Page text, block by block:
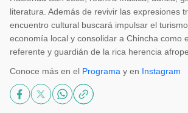
literatura. Además de revivir las expresiones
encuentro cultural buscará impulsar el
economía local y consolidar a Chincha como
referente y guardián de la rica herencia
Conoce más en el Programa y en Instagram